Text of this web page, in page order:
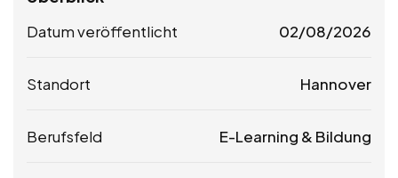
Datum veröffentlicht 02/08/2026
Standort Hannover
Berufsfeld E-Learning & Bildung